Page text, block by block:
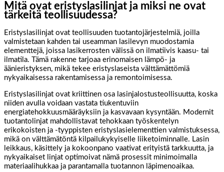
Mitä ovat eristyslasilinjat ja miksi ne ovat
tärkeitä teollisuudessa?
Eristyslasilinjat ovat teollisuuden tuotantojärjestelmiä, joilla
valmistetaan kahden tai useamman lasilevyn muodostamia
elementtejä, joissa lasikerrosten välissä on ilmatiivis kaasu- tai
ilmatila. Tämä rakenne tarjoaa erinomaisen lämpö- ja
äänieristyksen, mikä tekee eristyslaseista välttämättömiä
nykyaikaisessa rakentamisessa ja remontoimisessa.
Eristyslasilinjat ovat kriittinen osa lasinjalostusteollisuutta, koska
niiden avulla voidaan vastata tiukentuviin
energiatehokkuusmääräyksiin ja kasvavaan kysyntään. Modernit
tuotantolinjat mahdollistavat tehokkaan työskentelyn
erikokoisten ja -tyyppisten eristyslasielementtien valmistuksessa,
mikä on välttämätöntä kilpailukykyiselle liiketoiminnalle. Lasin
leikkaus, käsittely ja kokoonpano vaativat erityistä tarkkuutta, ja
nykyaikaiset linjat optimoivat nämä prosessit minimoimalla
materiaalihukkaa ja parantamalla tuotannon läpimenoaikaa.